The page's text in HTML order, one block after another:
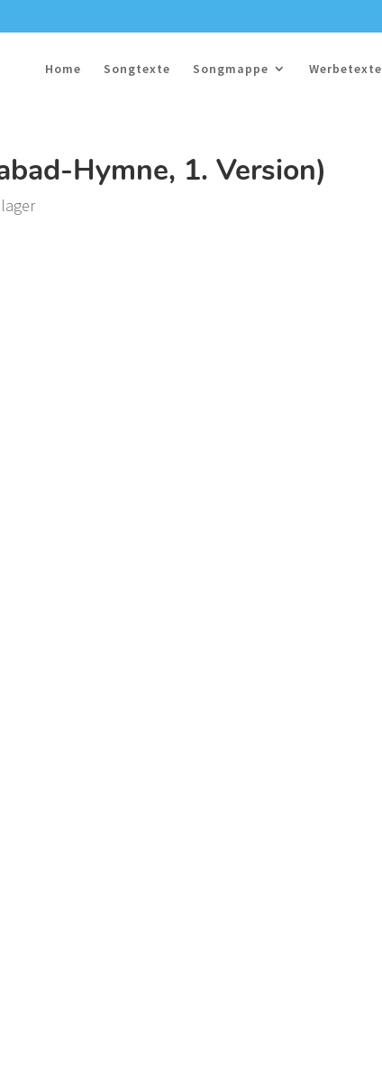
Home Songtexte Songmappe Werbetexte
Hymne, 1. Version)